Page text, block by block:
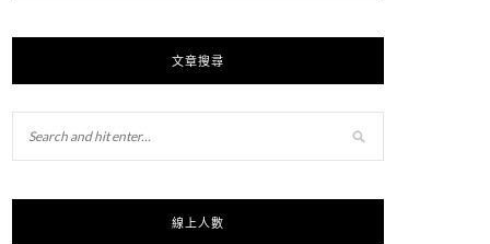
文章搜尋
線上人數